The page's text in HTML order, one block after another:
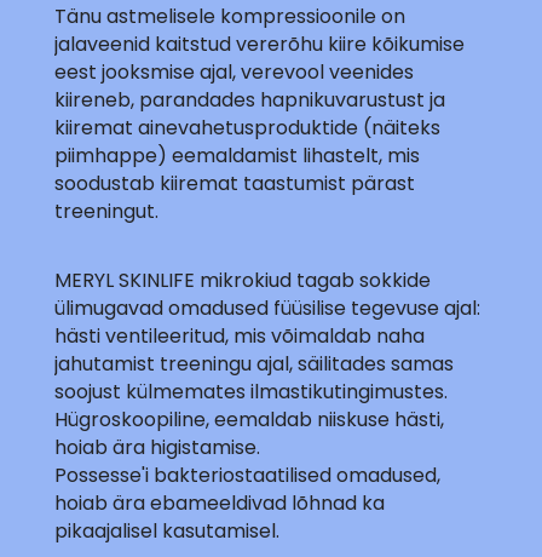
Tänu astmelisele kompressioonile on
jalaveenid kaitstud vererõhu kiire kõikumise
eest jooksmise ajal, verevool veenides
kiireneb, parandades hapnikuvarustust ja
kiiremat ainevahetusproduktide (näiteks
piimhappe) eemaldamist lihastelt, mis
soodustab kiiremat taastumist pärast
treeningut.
MERYL SKINLIFE mikrokiud tagab sokkide
ülimugavad omadused füüsilise tegevuse ajal:
hästi ventileeritud, mis võimaldab naha
jahutamist treeningu ajal, säilitades samas
soojust külmemates ilmastikutingimustes.
Hügroskoopiline, eemaldab niiskuse hästi,
hoiab ära higistamise.
Possesse'i bakteriostaatilised omadused,
hoiab ära ebameeldivad lõhnad ka
pikaajalisel kasutamisel.